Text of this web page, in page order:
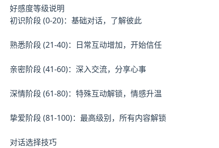
好感度等级说明
初识阶段 (0-20)：基础对话，了解彼此
熟悉阶段 (21-40)：日常互动增加，开始信任
亲密阶段 (41-60)：深入交流，分享心事
深情阶段 (61-80)：特殊互动解锁，情感升温
挚爱阶段 (81-100)：最高级别，所有内容解锁
对话选择技巧